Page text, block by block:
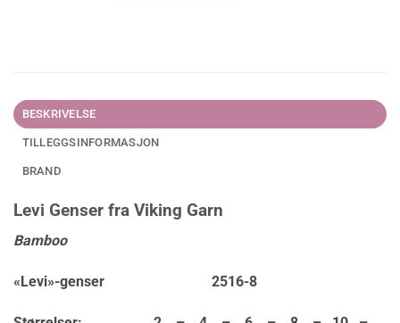
BESKRIVELSE
TILLEGGSINFORMASJON
BRAND
Levi Genser fra Viking Garn
Bamboo
«Levi»-genser 2516-8